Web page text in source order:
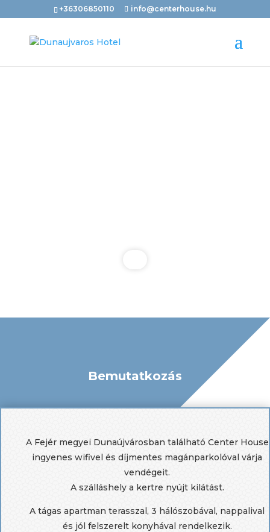
+36306850110 info@centerhouse.hu
Bemutatkozás
A Fejér megyei Dunaújvárosban található Center House
ingyenes wifivel és díjmentes magánparkolóval várja
vendégeit.
A szálláshely a kertre nyújt kilátást.
A tágas apartman terasszal, 3 hálószobával, nappalival
és jól felszerelt konyhával rendelkezik.